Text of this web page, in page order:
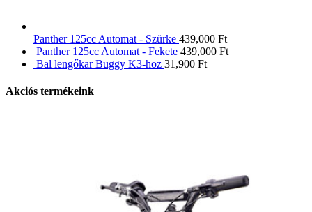
Panther 125cc Automat - Szürke 439,000 Ft
Panther 125cc Automat - Fekete 439,000 Ft
Bal lengőkar Buggy K3-hoz 31,900 Ft
Akciós termékeink